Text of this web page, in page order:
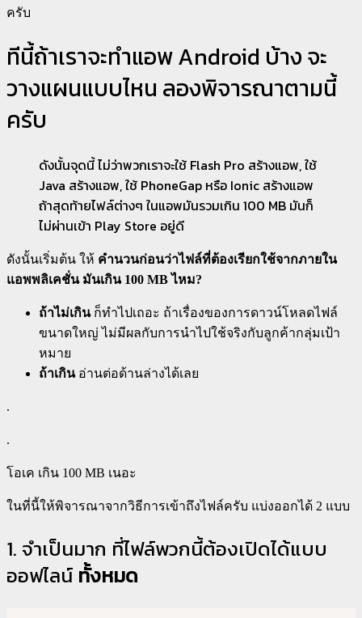
ครับ
ทีนี้ถ้าเราจะทำแอพ Android บ้าง จะ
วางแผนแบบไหน ลองพิจารณาตามนี้
ครับ
ดังนั้นจุดนี้ ไม่ว่าพวกเราจะใช้ Flash Pro สร้างแอพ, ใช้
Java สร้างแอพ, ใช้ PhoneGap หรือ Ionic สร้างแอพ
ถ้าสุดท้ายไฟล์ต่างๆ ในแอพมันรวมเกิน 100 MB มันก็
ไม่ผ่านเข้า Play Store อยู่ดี
ดังนั้นเริ่มต้น ให้ คำนวนก่อนว่าไฟล์ที่ต้องเรียกใช้จากภายใน
แอพพลิเคชั่น มันเกิน 100 MB ไหม?
ถ้าไม่เกินก็ทำไปเถอะ ถ้าเรื่องของการดาวน์โหลดไฟล์
ขนาดใหญ่ ไม่มีผลกับการนำไปใช้จริงกับลูกค้ากลุ่มเป้า
หมาย
ถ้าเกินอ่านต่อด้านล่างได้เลย
.
.
โอเค เกิน 100 MB เนอะ
ในที่นี้ให้พิจารณาจากวิธีการเข้าถึงไฟล์ครับ แบ่งออกได้ 2 แบบ
1. จำเป็นมาก ที่ไฟล์พวกนี้ต้องเปิดได้แบบ
ออฟไลน์ ทั้งหมด